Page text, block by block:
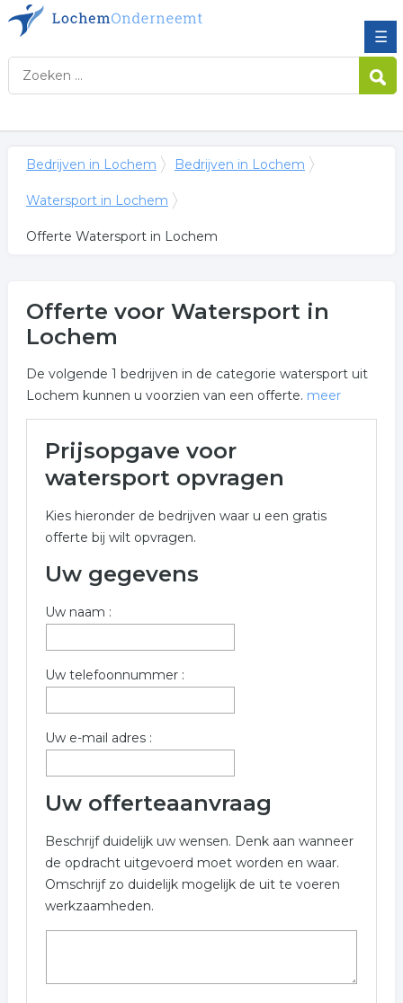
☰
Bedrijven in Lochem Bedrijven in Lochem
Watersport in Lochem
Offerte Watersport in Lochem
Offerte voor Watersport in
Lochem
De volgende 1 bedrijven in de categorie watersport uit
Lochem kunnen u voorzien van een offerte. meer
Lochem
gerelateerde bedrijven in de omgeving van Lochem
voor een vrijblijvende aanvraag.
Onderstaande bedrijven zijn gerelateerd aan watersport
meer informatie op te vragen over watersport in
Trefwoorden:
boten motorboten watersport boten
Prijsopgave voor
watersport opvragen
Kies hieronder de bedrijven waar u een gratis
offerte bij wilt opvragen.
Uw gegevens
Uw naam :
Uw telefoonnummer :
Uw e-mail adres :
Uw offerteaanvraag
Beschrijf duidelijk uw wensen. Denk aan wanneer
de opdracht uitgevoerd moet worden en waar.
Omschrijf zo duidelijk mogelijk de uit te voeren
werkzaamheden.